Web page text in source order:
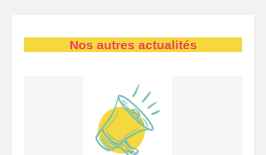
Nos autres actualités